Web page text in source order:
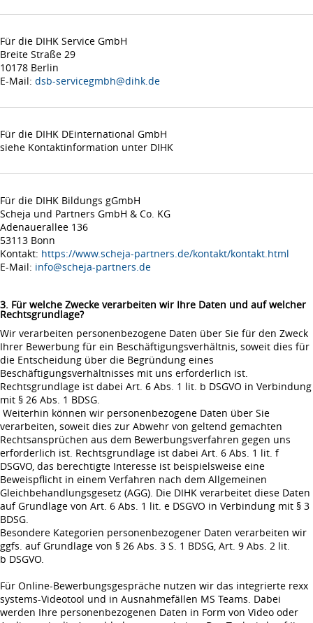
Für die DIHK Service GmbH
Breite Straße 29
10178 Berlin
E-Mail: dsb-servicegmbh@dihk.de
Für die DIHK DEinternational GmbH
siehe Kontaktinformation unter DIHK
Für die DIHK Bildungs gGmbH
Scheja und Partners GmbH & Co. KG
Adenauerallee 136
53113 Bonn
Kontakt: https://www.scheja-partners.de/kontakt/kontakt.html
E-Mail: info@scheja-partners.de
3. Für welche Zwecke verarbeiten wir Ihre Daten und auf welcher
Rechtsgrundlage?
Wir verarbeiten personenbezogene Daten über Sie für den Zweck
Ihrer Bewerbung für ein Beschäftigungsverhältnis, soweit dies für
die Entscheidung über die Begründung eines
Beschäftigungsverhältnisses mit uns erforderlich ist.
Rechtsgrundlage ist dabei Art. 6 Abs. 1 lit. b DSGVO in Verbindung
mit § 26 Abs. 1 BDSG.
Weiterhin können wir personenbezogene Daten über Sie
verarbeiten, soweit dies zur Abwehr von geltend gemachten
Rechtsansprüchen aus dem Bewerbungsverfahren gegen uns
erforderlich ist. Rechtsgrundlage ist dabei Art. 6 Abs. 1 lit. f
DSGVO, das berechtigte Interesse ist beispielsweise eine
Beweispflicht in einem Verfahren nach dem Allgemeinen
Gleichbehandlungsgesetz (AGG). Die DIHK verarbeitet diese Daten
auf Grundlage von Art. 6 Abs. 1 lit. e DSGVO in Verbindung mit § 3
BDSG.
Besondere Kategorien personenbezogener Daten verarbeiten wir
ggfs. auf Grundlage von § 26 Abs. 3 S. 1 BDSG, Art. 9 Abs. 2 lit.
b DSGVO.
Für Online-Bewerbungsgespräche nutzen wir das integrierte rexx
systems-Videotool und in Ausnahmefällen MS Teams. Dabei
werden Ihre personenbezogenen Daten in Form von Video oder